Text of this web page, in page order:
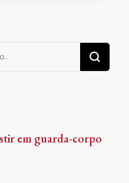
em guarda-corpo